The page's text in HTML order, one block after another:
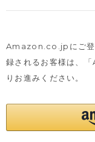
Amazon.co.jpにご登
録されるお客様は、
りお進みください。